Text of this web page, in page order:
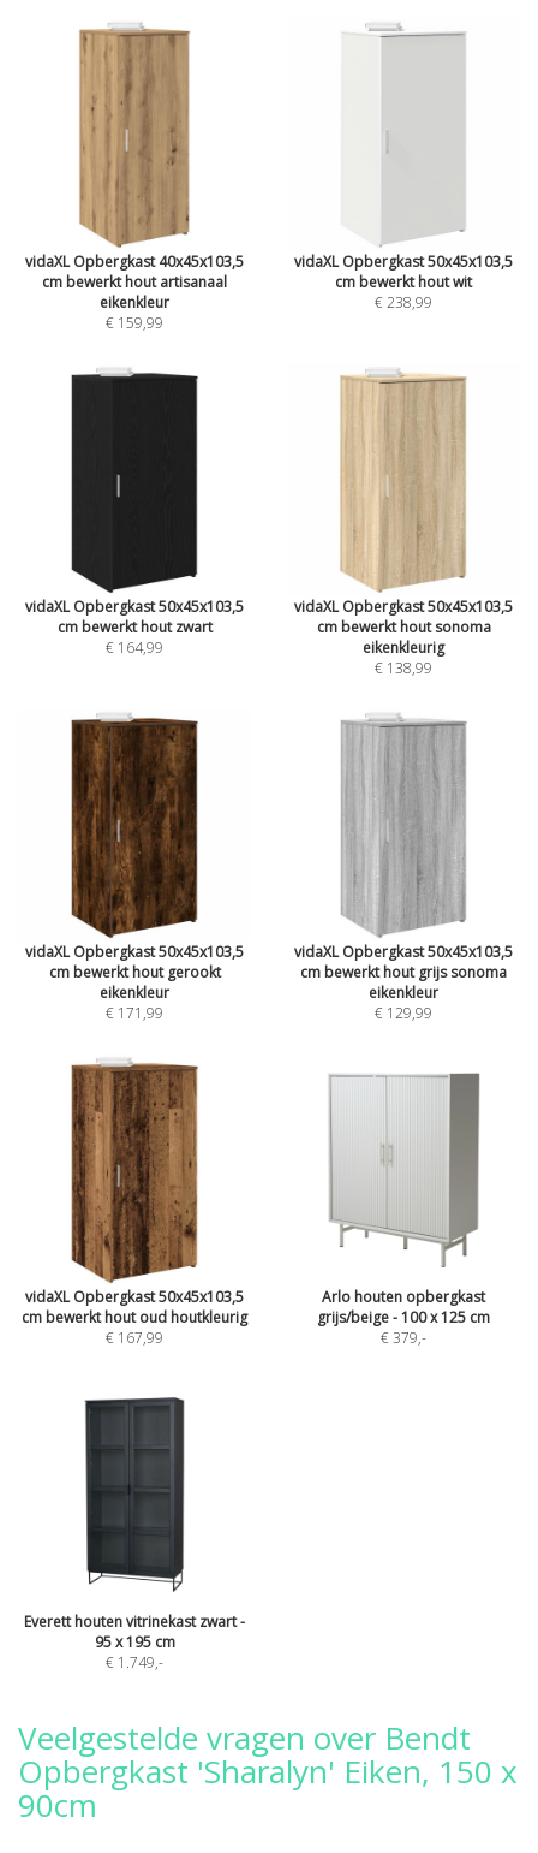
vidaXL Opbergkast 40x45x103,5
cm bewerkt hout artisanaal
eikenkleur
€ 159,99
vidaXL Opbergkast 50x45x103,5
cm bewerkt hout wit
€ 238,99
vidaXL Opbergkast 50x45x103,5
cm bewerkt hout zwart
€ 164,99
vidaXL Opbergkast 50x45x103,5
cm bewerkt hout sonoma
eikenkleurig
€ 138,99
vidaXL Opbergkast 50x45x103,5
cm bewerkt hout gerookt
eikenkleur
€ 171,99
vidaXL Opbergkast 50x45x103,5
cm bewerkt hout grijs sonoma
eikenkleur
€ 129,99
vidaXL Opbergkast 50x45x103,5
cm bewerkt hout oud houtkleurig
€ 167,99
Arlo houten opbergkast
grijs/beige - 100 x 125 cm
€ 379,-
Everett houten vitrinekast zwart -
95 x 195 cm
€ 1.749,-
Veelgestelde vragen over Bendt
Opbergkast 'Sharalyn' Eiken, 150 x
90cm